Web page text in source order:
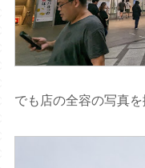
でも店の全容の写真を